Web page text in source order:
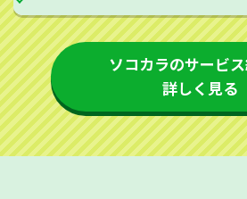
ソコカラのサービ
詳しく見る